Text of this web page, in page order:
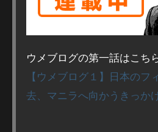
ウメブログの第一話はこち
【ウメブログ１】日本のフ
去、マニラへ向かうきっか